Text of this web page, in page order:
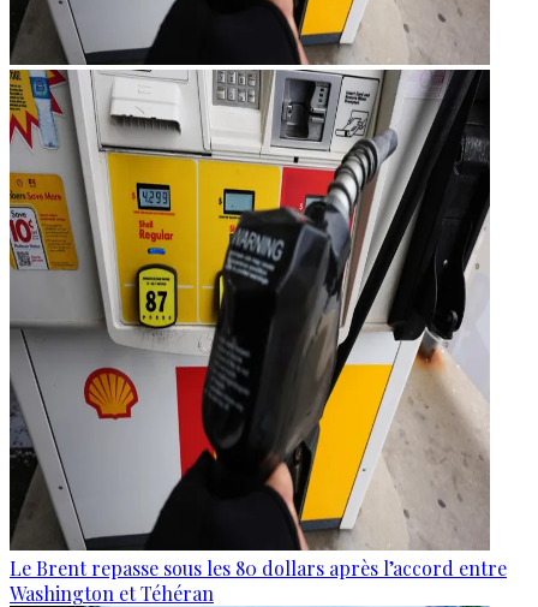
Le Brent repasse sous les 80 dollars après l’accord entre
Washington et Téhéran